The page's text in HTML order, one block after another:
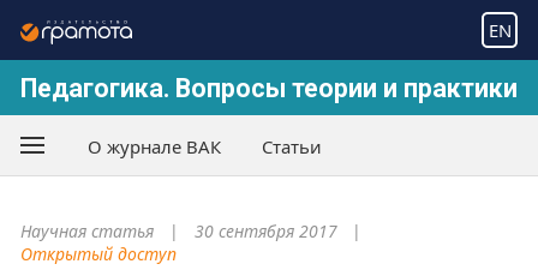
EN
Педагогика. Вопросы теории и практики
О журнале ВАК Статьи
Научная статья
30 сентября 2017
Открытый доступ